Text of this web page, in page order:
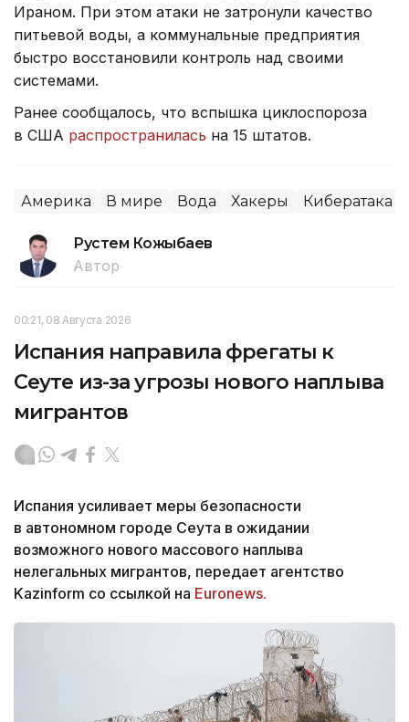
Ираном. При этом атаки не затронули качество
питьевой воды, а коммунальные предприятия
быстро восстановили контроль над своими
системами.
Ранее сообщалось, что вспышка циклоспороза
в США распространилась на 15 штатов.
Америка В мире Вода Хакеры Кибератака
Рустем Кожыбаев
Автор
00:21, 08 Августа 2026
Испания направила фрегаты к
Сеуте из-за угрозы нового наплыва
мигрантов
Испания усиливает меры безопасности
в автономном городе Сеута в ожидании
возможного нового массового наплыва
нелегальных мигрантов, передает агентство
Kazinform со ссылкой на Euronews.